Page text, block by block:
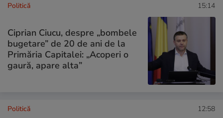
Politică 15:14
Ciprian Ciucu, despre „bombele
bugetare” de 20 de ani de la
Primăria Capitalei: „Acoperi o
gaură, apare alta”
Politică 12:58